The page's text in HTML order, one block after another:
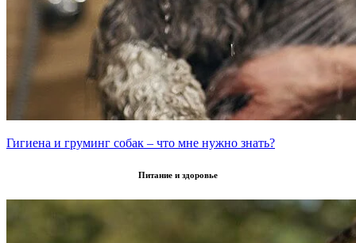
Гигиена и груминг собак – что мне нужно знать?
Питание и здоровье